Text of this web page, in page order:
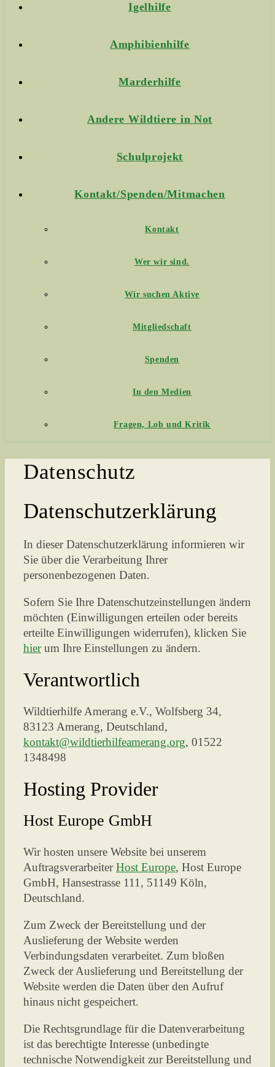
Igelhilfe
Amphibienhilfe
Marderhilfe
Andere Wildtiere in Not
Schulprojekt
Kontakt/Spenden/Mitmachen
Kontakt
Wer wir sind.
Wir suchen Aktive
Mitgliedschaft
Spenden
In den Medien
Fragen, Lob und Kritik
Datenschutz
Datenschutzerklärung
In dieser Datenschutzerklärung informieren wir
Sie über die Verarbeitung Ihrer
personenbezogenen Daten.
Sofern Sie Ihre Datenschutzeinstellungen ändern
möchten (Einwilligungen erteilen oder bereits
erteilte Einwilligungen widerrufen), klicken Sie
hierum Ihre Einstellungen zu ändern.
Verantwortlich
Wildtierhilfe Amerang e.V., Wolfsberg 34,
83123 Amerang, Deutschland,
kontakt@wildtierhilfeamerang.org, 01522
1348498
Hosting Provider
Host Europe GmbH
Wir hosten unsere Website bei unserem
AuftragsverarbeiterHost Europe, Host Europe
GmbH, Hansestrasse 111, 51149 Köln,
Deutschland.
Zum Zweck der Bereitstellung und der
Auslieferung der Website werden
Verbindungsdaten verarbeitet. Zum bloßen
Zweck der Auslieferung und Bereitstellung der
Website werden die Daten über den Aufruf
hinaus nicht gespeichert.
Die Rechtsgrundlage für die Datenverarbeitung
ist das berechtigte Interesse (unbedingte
technische Notwendigkeit zur Bereitstellung und